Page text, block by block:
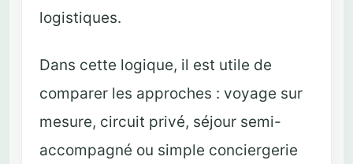
logistiques.
Dans cette logique, il est utile de
comparer les approches : voyage sur
mesure, circuit privé, séjour semi-
accompagné ou simple conciergerie